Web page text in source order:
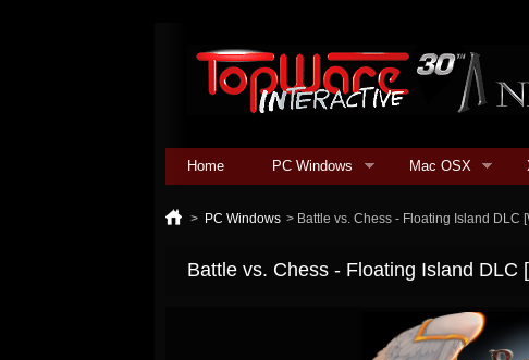
Home PC Windows Mac OSX
> PC Windows > Battle vs. Chess - Floating Island DLC
Battle vs. Chess - Floating Island DLC